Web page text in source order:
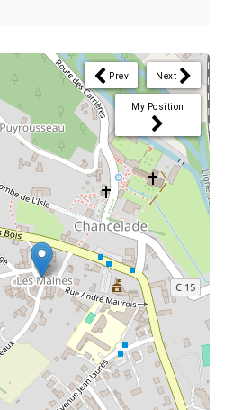
Next
Prev
My Position